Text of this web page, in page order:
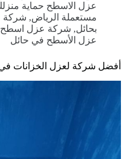
عزل الاسطح حماية
مستعملة الرياض, شركة
بحائل, شركة عزل اسطح
عزل الأسطح في حائل
أفضل شركة لعزل الخزانات